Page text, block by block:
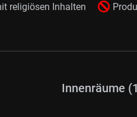
religiösen Inhalten
Innenräume